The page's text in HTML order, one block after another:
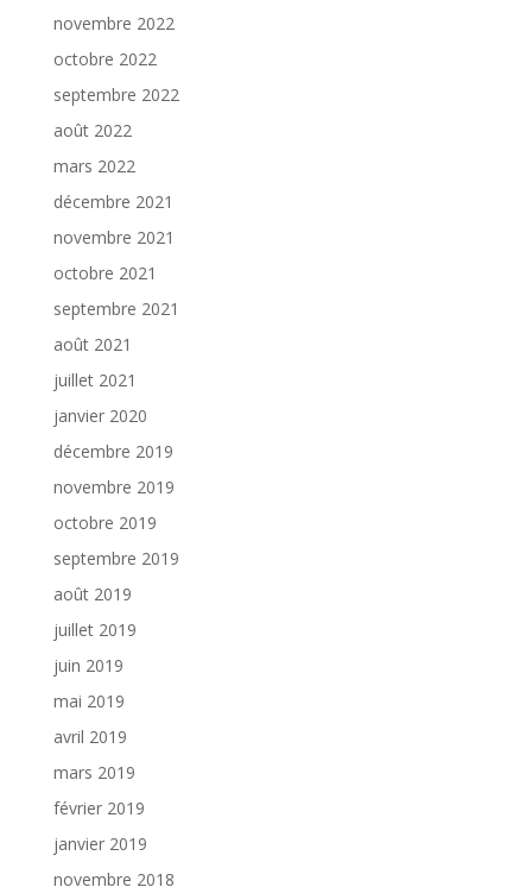
novembre 2022
octobre 2022
septembre 2022
août 2022
mars 2022
décembre 2021
novembre 2021
octobre 2021
septembre 2021
août 2021
juillet 2021
janvier 2020
décembre 2019
novembre 2019
octobre 2019
septembre 2019
août 2019
juillet 2019
juin 2019
mai 2019
avril 2019
mars 2019
février 2019
janvier 2019
novembre 2018